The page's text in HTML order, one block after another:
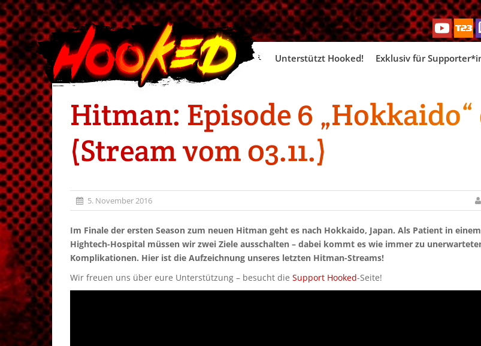
Skip
Unterstützt Hooked! Exklusiv für
Hitman: Episode 6
(Stream vom 03.11.)
5. November 2016
Im Finale der ersten Season zum neuen Hitman geht es nach Hokkaido, Japan. Als Patient in einem
Hightech-Hospital müssen wir zwei Ziele ausschalten – dabei kommt es wie immer zu
Komplikationen. Hier ist die Aufzeichnung unseres letzten Hitman-Streams!
Wir freuen uns über eure Unterstützung – besucht die Support Hooked-Seite!